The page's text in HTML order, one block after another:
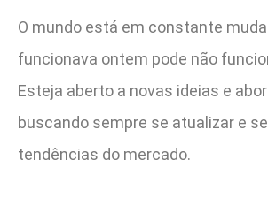
O mundo está em constante
funcionava ontem pode não
Esteja aberto a novas ideias e
buscando sempre se atualizar e
tendências do mercado.